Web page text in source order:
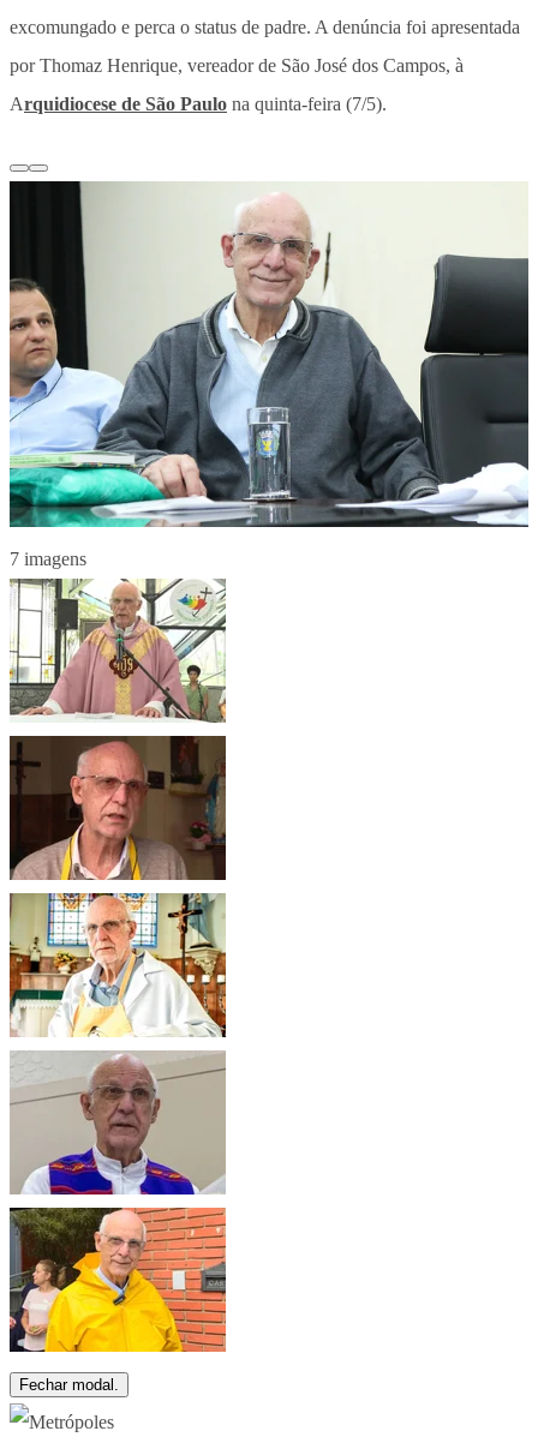
excomungado e perca o status de padre. A denúncia foi apresentada
por Thomaz Henrique, vereador de São José dos Campos, à
Arquidiocese de São Paulo na quinta-feira (7/5).
7 imagens
Fechar modal.